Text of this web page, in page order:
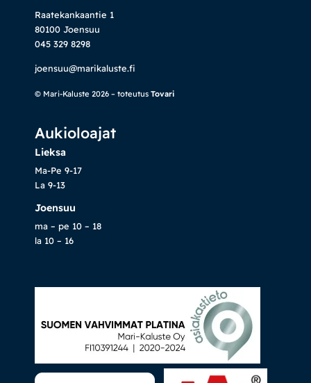
Raatekankaantie 1
80100 Joensuu
045 329 8298
joensuu@marikaluste.fi
© Mari-Kaluste 2026 – toteutus Tovari
Aukioloajat
Lieksa
Ma-Pe 9-17
La 9-13
Joensuu
ma – pe 10 – 18
la 10 – 16